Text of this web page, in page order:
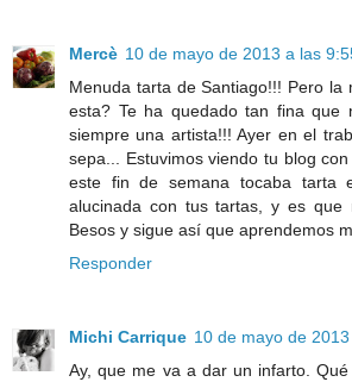
Mercè 10 de mayo de 2013 a las
Menuda tarta de Santiago!!! Pero la
esta? Te ha quedado tan fina que
siempre una artista!!! Ayer en el
sepa... Estuvimos viendo tu blog
este fin de semana tocaba tarta
alucinada con tus tartas, y es que
Besos y sigue así que aprendemos
Responder
Michi Carrique 10 de mayo de
Ay, que me va a dar un infarto.